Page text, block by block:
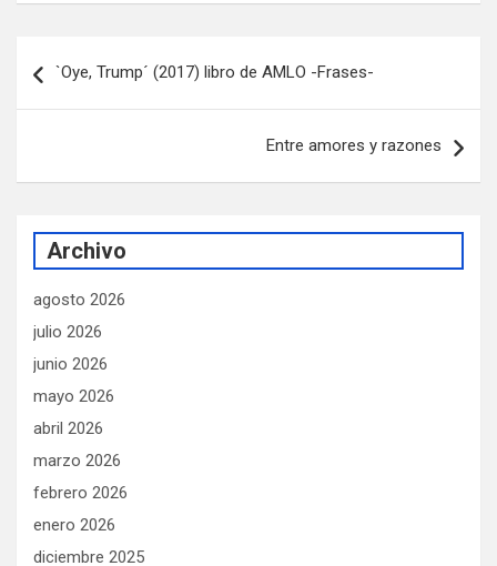
de
`Oye, Trump´ (2017) libro de AMLO -Frases-
Entre amores y razones
Archivo
agosto 2026
julio 2026
junio 2026
mayo 2026
abril 2026
marzo 2026
febrero 2026
enero 2026
diciembre 2025